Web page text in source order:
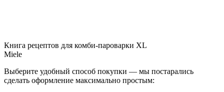
Книга рецептов для комби-пароварки XL
Miele
Выберите удобный способ покупки — мы постарались
сделать оформление максимально простым: